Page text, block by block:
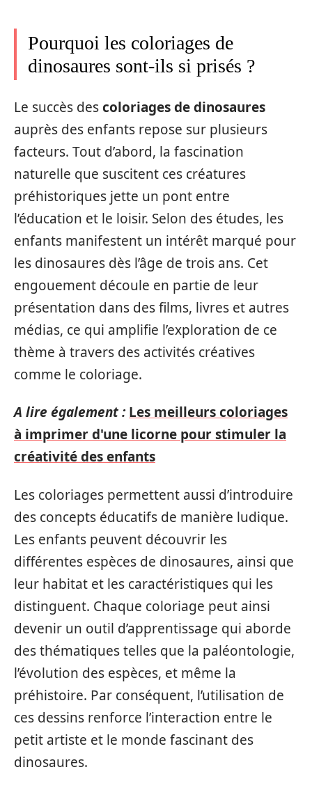
Pourquoi les coloriages de
dinosaures sont-ils si prisés ?
Le succès descoloriages de dinosaures
auprès des enfants repose sur plusieurs
facteurs. Tout d’abord, la fascination
naturelle que suscitent ces créatures
préhistoriques jette un pont entre
l’éducation et le loisir. Selon des études, les
enfants manifestent un intérêt marqué pour
les dinosaures dès l’âge de trois ans. Cet
engouement découle en partie de leur
présentation dans des films, livres et autres
médias, ce qui amplifie l’exploration de ce
thème à travers des activités créatives
comme le coloriage.
A lire également : Les meilleurs coloriages
à imprimer d'une licorne pour stimuler la
créativité des enfants
Les coloriages permettent aussi d’introduire
des concepts éducatifs de manière ludique.
Les enfants peuvent découvrir les
différentes espèces de dinosaures, ainsi que
leur habitat et les caractéristiques qui les
distinguent. Chaque coloriage peut ainsi
devenir un outil d’apprentissage qui aborde
des thématiques telles que la paléontologie,
l’évolution des espèces, et même la
préhistoire. Par conséquent, l’utilisation de
ces dessins renforce l’interaction entre le
petit artiste et le monde fascinant des
dinosaures.